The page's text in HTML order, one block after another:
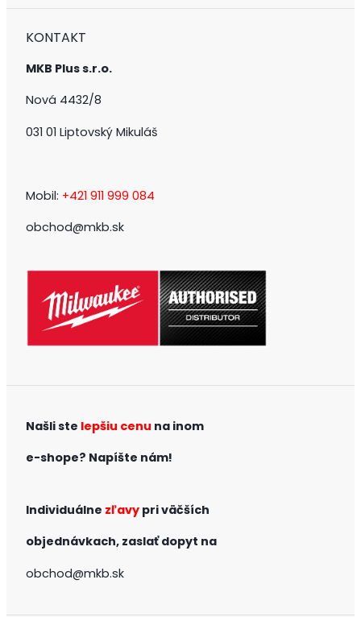
KONTAKT
MKB Plus s.r.o.
Nová 4432/8
031 01 Liptovský Mikuláš
Mobil: +421 911 999 084
obchod@mkb.sk
Našli ste lepšiu cenu na inom
e-shope? Napíšte nám!
Individuálne zľavy pri väčších
objednávkach, zaslať dopyt na
obchod@mkb.sk